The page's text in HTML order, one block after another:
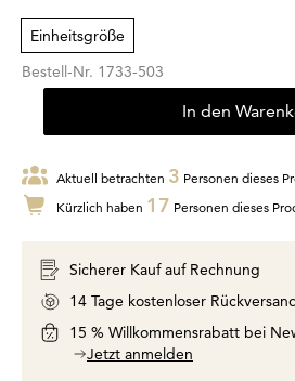
Einheitsgröße
Bestell-Nr. 1733-503
In den
Aktuell betrachten 3 Personen dieses
Kürzlich haben 17 Personen dieses
Sicherer Kauf auf Rechnung
14 Tage kostenloser
15 % Willkommensrabatt bei
Jetzt anmelden